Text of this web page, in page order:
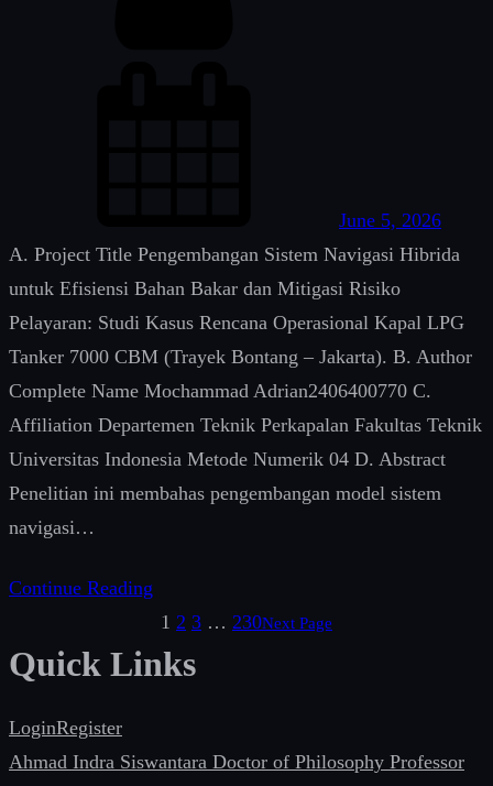
June 5, 2026
A. Project Title Pengembangan Sistem Navigasi Hibrida
untuk Efisiensi Bahan Bakar dan Mitigasi Risiko
Pelayaran: Studi Kasus Rencana Operasional Kapal LPG
Tanker 7000 CBM (Trayek Bontang – Jakarta). B. Author
Complete Name Mochammad Adrian2406400770 C.
Affiliation Departemen Teknik Perkapalan Fakultas Teknik
Universitas Indonesia Metode Numerik 04 D. Abstract
Penelitian ini membahas pengembangan model sistem
navigasi…
Continue Reading
1 2 3 … 230Next Page
Quick Links
LoginRegister
Ahmad Indra Siswantara Doctor of Philosophy Professor